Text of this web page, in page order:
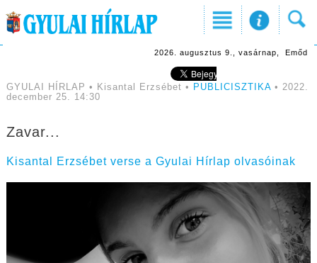
2026. augusztus 9., vasárnap, Emőd
GYULAI HÍRLAP • Kisantal Erzsébet • PUBLICISZTIKA• 2022.
december 25. 14:30
Zavar...
Kisantal Erzsébet verse a Gyulai Hírlap olvasóinak